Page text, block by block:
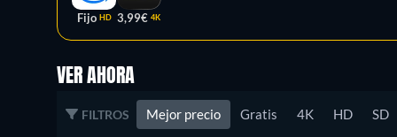
Fijo HD 3,99€ 4K
VER AHORA
FILTROS Mejor precio Gratis 4K HD SD